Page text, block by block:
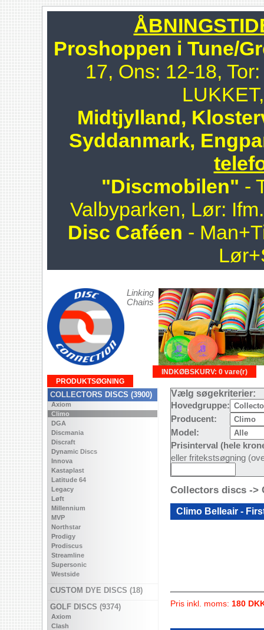
Proshoppen i Tune/
17, Ons: 12-18,
Midtjylland,
Syddanmark,
"Discmobilen" -
Valbyparken, Lør:
Disc Caféen -
Linking
Chains
INDKØBSKURV: 0 vare(r)
PRODUKTSØGNING
COLLECTORS DISCS (3900)
Axiom
Climo
DGA
Discmania
Discraft
Dynamic Discs
Innova
Kastaplast
Latitude 64
Legacy
Løft
Millennium
MVP
Northstar
Prodigy
Prodiscus
Streamline
Supersonic
Westside
CUSTOM DYE DISCS (18)
GOLF DISCS (9374)
Axiom
Clash
Vælg søgekriterier:
Hovedgruppe:
Producent:
Model:
Prisinterval (hele
eller fritekstsøgning
Collectors discs ->
Climo Belleair -
Pris inkl. moms: 180